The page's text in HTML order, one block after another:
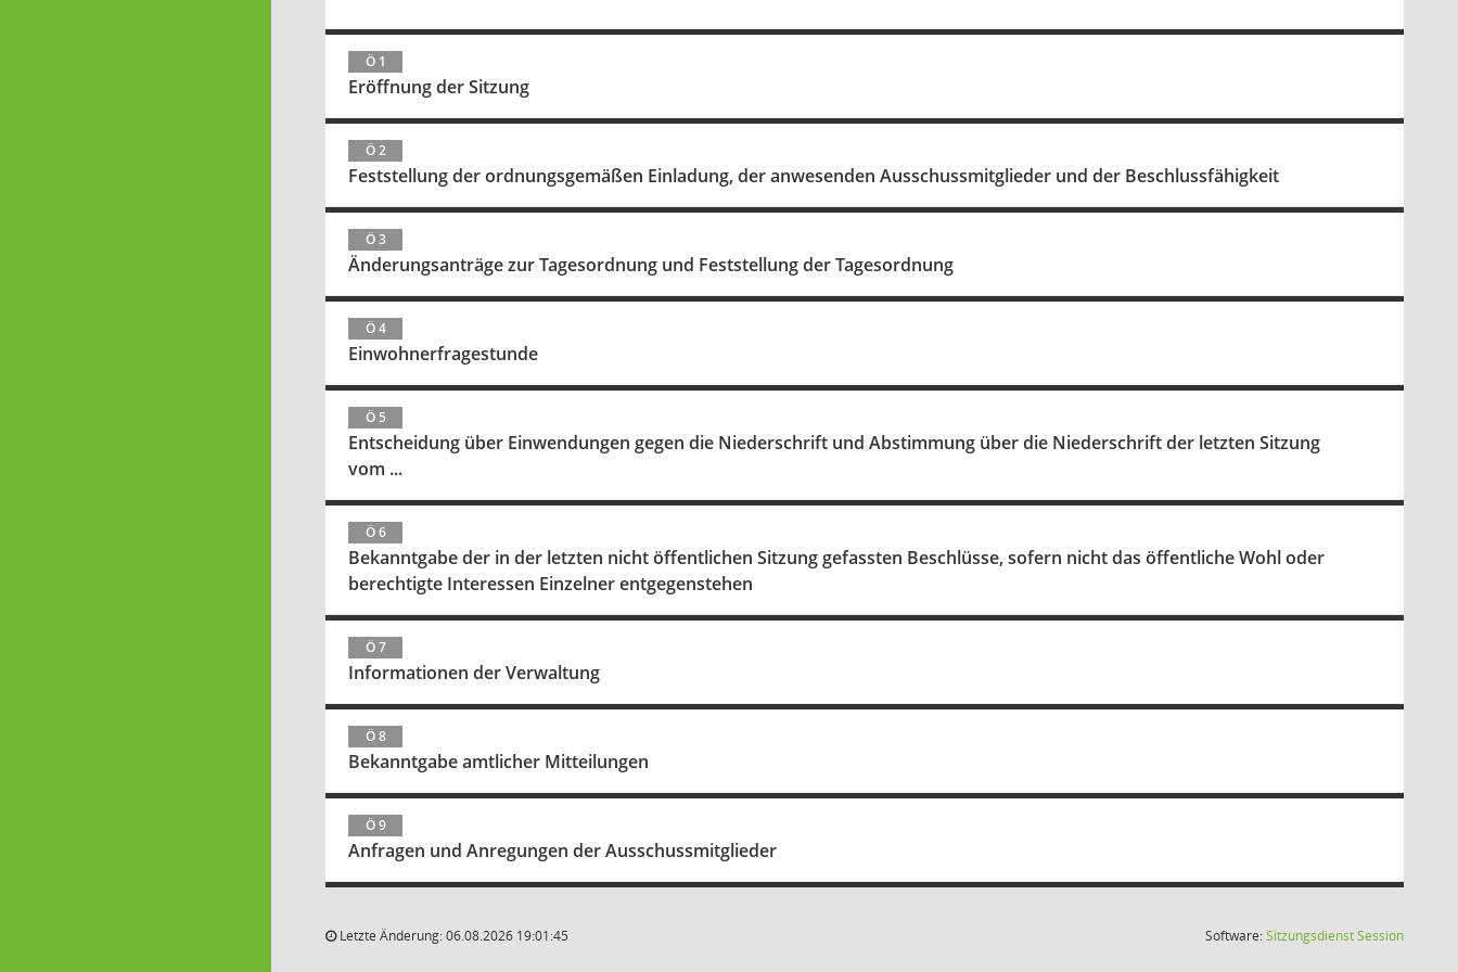
Ö 1
Eröffnung der Sitzung
Ö 2
Feststellung der ordnungsgemäßen Einladung, der anwesenden Ausschussmitglieder und der Beschlussfähigkeit
Ö 3
Änderungsanträge zur Tagesordnung und Feststellung der Tagesordnung
Ö 4
Einwohnerfragestunde
Ö 5
Entscheidung über Einwendungen gegen die Niederschrift und Abstimmung über die Niederschrift der letzten Sitzung
vom ...
Ö 6
Bekanntgabe der in der letzten nicht öffentlichen Sitzung gefassten Beschlüsse, sofern nicht das öffentliche Wohl oder
berechtigte Interessen Einzelner entgegenstehen
Ö 7
Informationen der Verwaltung
Ö 8
Bekanntgabe amtlicher Mitteilungen
Ö 9
Anfragen und Anregungen der Ausschussmitglieder
Letzte Änderung: 06.08.2026 19:01:45 Software:SitzungsdienstSession(Wird in